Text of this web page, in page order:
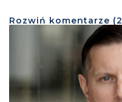
Rozwiń komentarze (2